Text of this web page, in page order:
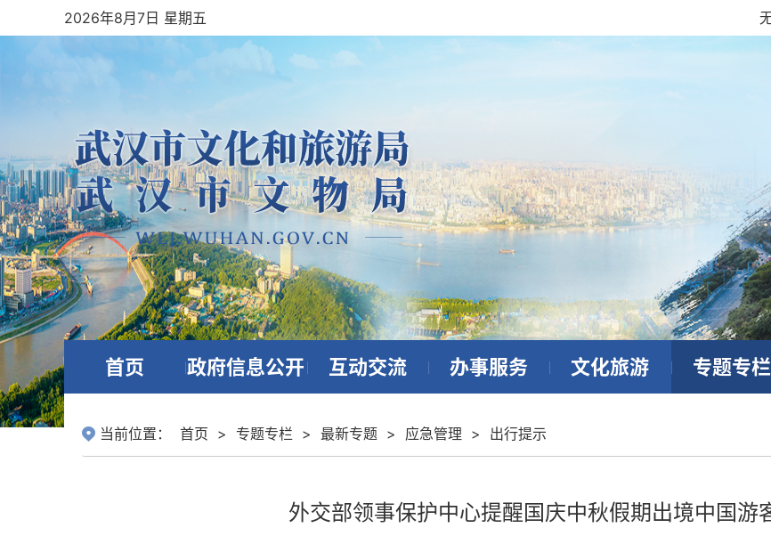
2026年8月7日 星期五
首页 政府信息公开 互动交流 办事服务 文化旅游 专题专栏
当前位置： 首页 > 专题专栏 > 最新专题 > 应急管理 > 出行提示
外交部领事保护中心提醒国庆中秋假期出境中国游